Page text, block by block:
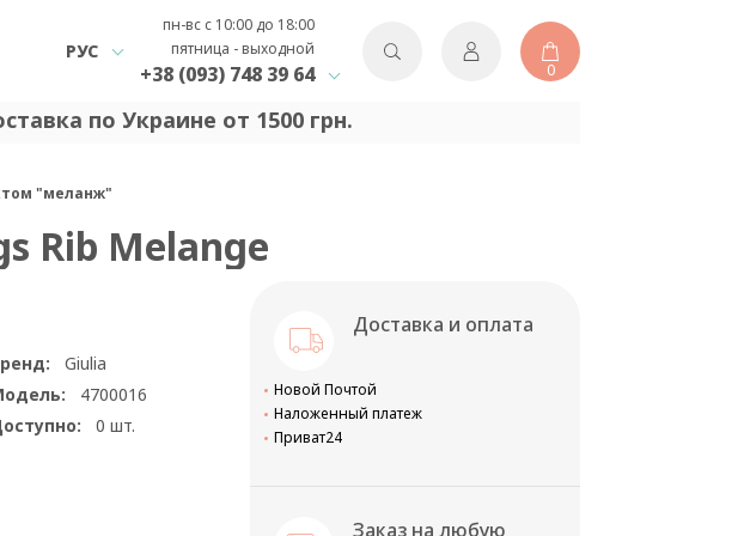
РУС
пн-вс с 10:00 до 18:00
пятница - выходной
+38 (093) 748 39 64 0
по Украине от 1500 грн.
"меланж"
Rib Melange
Giulia
4700016
0 шт.
Доставка и оплата
Новой Почтой
Наложенный платеж
Приват24
Заказ на любую